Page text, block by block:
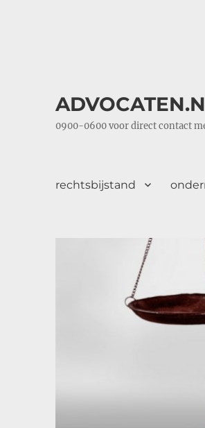
0900-0600 voor direct contact
rechtsbijstand